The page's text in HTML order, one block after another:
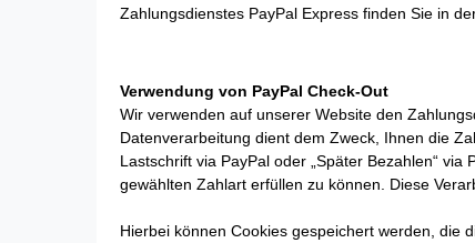
Zahlungsdienstes PayPal Express finden Sie in
Verwendung von PayPal Check-Out
Wir verwenden auf unserer Website den
Datenverarbeitung dient dem Zweck, Ihnen die
Lastschrift via PayPal oder „Später Bezahlen“
gewählten Zahlart erfüllen zu können. Diese
Hierbei können Cookies gespeichert werden, die